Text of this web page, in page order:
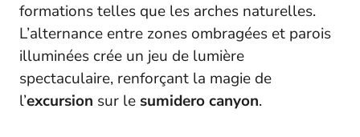
formations telles que les arches naturelles.
L’alternance entre zones ombragées et parois
illuminées crée un jeu de lumière
spectaculaire, renforçant la magie de
l’excursion sur le sumidero canyon.